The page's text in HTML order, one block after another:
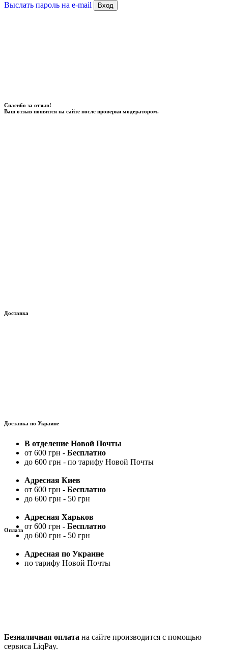
Выслать пароль на e-mail
Вход
Спасибо за отзыв!
Ваш отзыв появится на сайте после проверки модератором.
Доставка
Доставка по Украине
В отделение Новой Почты
от 600 грн - Бесплатно
до 600 грн - по тарифу Новой Почты
Адресная Киев
от 600 грн - Бесплатно
до 600 грн - 50 грн
Адресная Харьков
от 600 грн - Бесплатно
до 600 грн - 50 грн
Адресная по Украине
по тарифу Новой Почты
Оплата
Безналичная оплата на сайте производится с помощью
сервиса LiqPay.